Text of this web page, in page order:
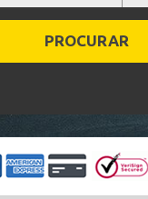
PROCURAR